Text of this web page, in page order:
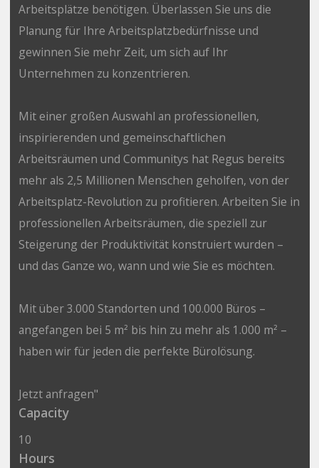
Arbeitsplätze benötigen. Überlassen Sie uns die
Planung für Ihre Arbeitsplatzbedürfnisse und
gewinnen Sie mehr Zeit, um sich auf Ihr
Unternehmen zu konzentrieren.
Mit einer großen Auswahl an professionellen,
inspirierenden und gemeinschaftlichen
Arbeitsräumen und Communitys hat Regus bereits
mehr als 2,5 Millionen Menschen geholfen, von der
Arbeitsplatz-Revolution zu profitieren. Arbeiten Sie in
professionellen Arbeitsräumen, die speziell zur
Steigerung der Produktivität konstruiert wurden –
und das Ganze wo, wann und wie Sie es möchten.
Mit über 3.000 Standorten und 100.000 Büros –
angefangen bei 5 m² bis hin zu mehr als 1.000 m² –
haben wir für jeden die perfekte Bürolösung.
Jetzt anfragen"
Capacity
10
Hours